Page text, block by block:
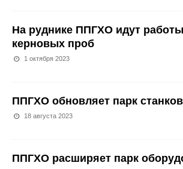
На руднике ППГХО идут
керновых проб
1 октября 2023
ППГХО обновляет парк
18 августа 2023
ППГХО расширяет парк